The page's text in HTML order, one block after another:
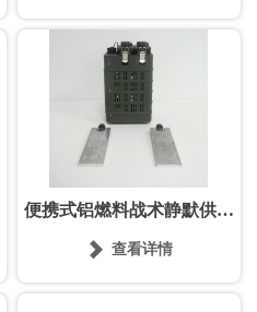
便携式铝燃料战术静默供电
 查看详情